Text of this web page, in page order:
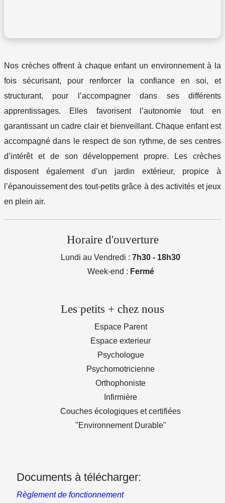
Nos crèches offrent à chaque enfant un environnement à la
fois sécurisant, pour renforcer la confiance en soi, et
structurant, pour l’accompagner dans ses différents
apprentissages. Elles favorisent l’autonomie tout en
garantissant un cadre clair et bienveillant. Chaque enfant est
accompagné dans le respect de son rythme, de ses centres
d’intérêt et de son développement propre. Les crèches
disposent également d’un jardin extérieur, propice à
l’épanouissement des tout-petits grâce à des activités et jeux
en plein air.
Horaire d'ouverture
Lundi au Vendredi : 7h30 - 18h30
Week-end : Fermé
Les petits + chez nous
Espace Parent
Espace exterieur
Psychologue
Psychomotricienne
Orthophoniste
Infirmière
Couches écologiques et certifiées
"Environnement Durable"
Documents à télécharger:
Règlement de fonctionnement